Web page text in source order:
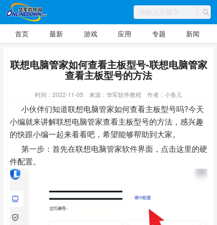
首页 最新 游戏 应用 专题 新闻
联想电脑管家如何查看主板型号-联想电脑管家
查看主板型号的方法
时间：2022-11-05 来源：华军软件教程 作者：小鱼儿
小伙伴们知道联想电脑管家如何查看主板型号吗?今天
小编就来讲解联想电脑管家查看主板型号的方法，感兴趣
的快跟小编一起来看看吧，希望能够帮助到大家。
第一步：首先在联想电脑管家软件界面，点击这里的硬
件配置。